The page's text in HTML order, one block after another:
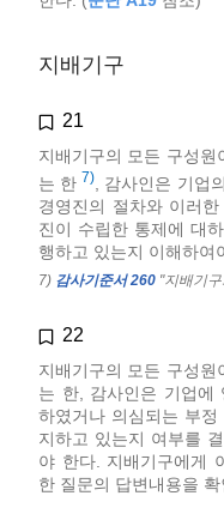
지배기구
21
지배기구의 모든 구성
는 한 7) , 감사인은 기업
경영진의 절차와 이러
진이 수립한 통제에 대
행하고 있는지 이해하여
7) 감사기준서 260 "지배기
22
지배기구의 모든 구성
는 한, 감사인은 기업에
하였거나 의심되는 부
지하고 있는지 여부를
야 한다. 지배기구에게
한 질문의 답변내용을